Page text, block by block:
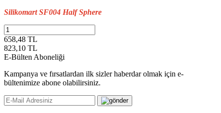
Silikomart SF004 Half Sphere
658,48 TL
823,10 TL
E-Bülten Aboneliği
Kampanya ve fırsatlardan ilk sizler haberdar olmak için e-
bültenimize abone olabilirsiniz.